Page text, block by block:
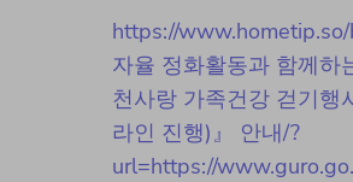
https://
자율 정화활동과 함께하
천사랑 가족건강 걷기행
라인 진행)』 안내/?
url=https://